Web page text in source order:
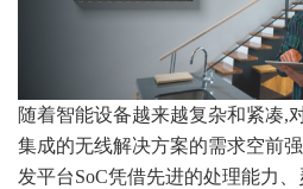
随着智能设备越来越复杂和紧凑,
集成的无线解决方案的需求空前
发平台SoC凭借先进的处理能力